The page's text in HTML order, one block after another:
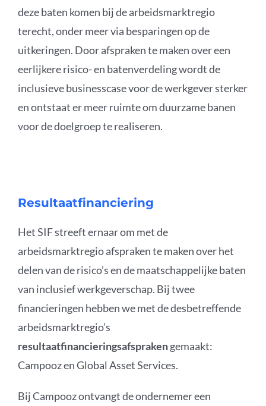
deze baten komen bij de arbeidsmarktregio
terecht, onder meer via besparingen op de
uitkeringen. Door afspraken te maken over een
eerlijkere risico- en batenverdeling wordt de
inclusieve businesscase voor de werkgever sterker
en ontstaat er meer ruimte om duurzame banen
voor de doelgroep te realiseren.
Resultaatfinanciering
Het SIF streeft ernaar om met de
arbeidsmarktregio afspraken te maken over het
delen van de risico’s en de maatschappelijke baten
van inclusief werkgeverschap. Bij twee
financieringen hebben we met de desbetreffende
arbeidsmarktregio’s
resultaatfinancieringsafsprakengemaakt:
Campoozen Global Asset Services.
Bij Campooz ontvangt de ondernemer een